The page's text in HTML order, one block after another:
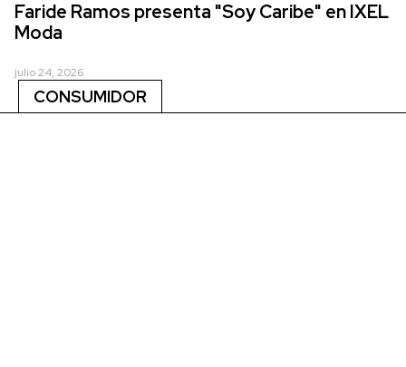
Faride Ramos presenta "Soy Caribe" en IXEL
Moda
julio 24, 2026
CONSUMIDOR